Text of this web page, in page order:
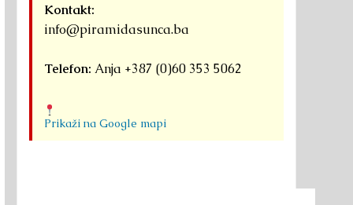
Kontakt:
info@piramidasunca.ba
Telefon: Anja +387 (0)60 353 5062
Prikaži na Google mapi